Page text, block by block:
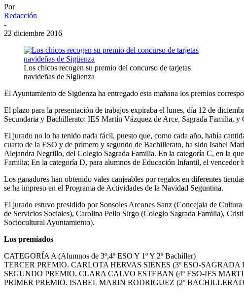
Por
Redacción
-
22 diciembre 2016
Los chicos recogen su premio del concurso de tarjetas
navideñas de Sigüenza
El Ayuntamiento de Sigüenza ha entregado esta mañana los premios
El plazo para la presentación de trabajos expiraba el lunes, día 12 de
Secundaria y Bachillerato: IES Martín Vázquez de Arce, Sagrada Familia, y
El jurado no lo ha tenido nada fácil, puesto que, como cada año, había
cuarto de la ESO y de primero y segundo de Bachillerato, ha sido Isabel
Alejandra Negrillo, del Colegio Sagrada Familia. En la categoría C, en la
Familia; En la categoría D, para alumnos de Educación Infantil, el vencedor
Los ganadores han obtenido vales canjeables por regalos en diferentes
se ha impreso en el Programa de Actividades de la Navidad Seguntina.
El jurado estuvo presidido por Sonsoles Arcones Sanz (Concejala de
de Servicios Sociales), Carolina Pello Sirgo (Colegio Sagrada Familia),
Sociocultural Ayuntamiento).
Los premiados
CATEGORÍA A (Alumnos de 3º,4º ESO Y 1º Y 2º Bachiller)
TERCER PREMIO. CARLOTA HERVAS SIENES (3º ESO-
SEGUNDO PREMIO. CLARA CALVO ESTEBAN (4º ESO-IES
PRIMER PREMIO. ISABEL MARIN RODRIGUEZ (2º